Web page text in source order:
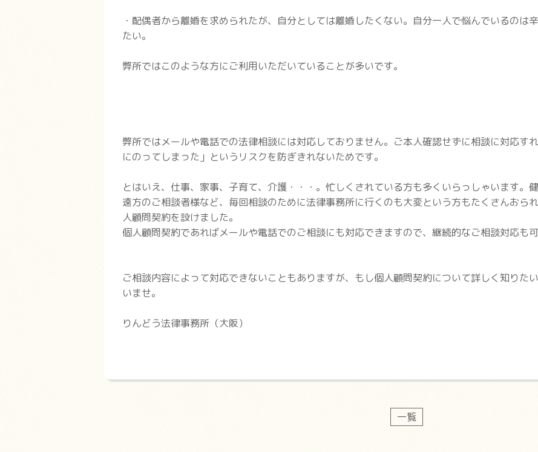
・配偶者から離婚を求められたが、自分としては離婚したくない。自分一人で悩んでいるのは
たい。
弊所ではこのような方にご利用いただいていることが多いです。
弊所ではメールや電話での法律相談には対応しておりません。ご本人確認せずに相談に対応す
にのってしまった」というリスクを防ぎきれないためです。
とはいえ、仕事、家事、子育て、介護・・・。忙しくされている方も多くいらっしゃいます。
遠方のご相談者様など、毎回相談のために法律事務所に行くのも大変という方もたくさんおら
人顧問契約を設けました。
個人顧問契約であればメールや電話でのご相談にも対応できますので、継続的なご相談対応も可
ご相談内容によって対応できないこともありますが、もし個人顧問契約について詳しく知りた
いませ。
りんどう法律事務所（大阪）
一覧